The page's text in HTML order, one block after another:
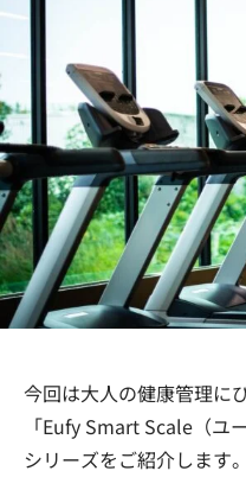
今回は大人の健康管理に
「Eufy Smart Scale（ユ
シリーズをご紹介します。